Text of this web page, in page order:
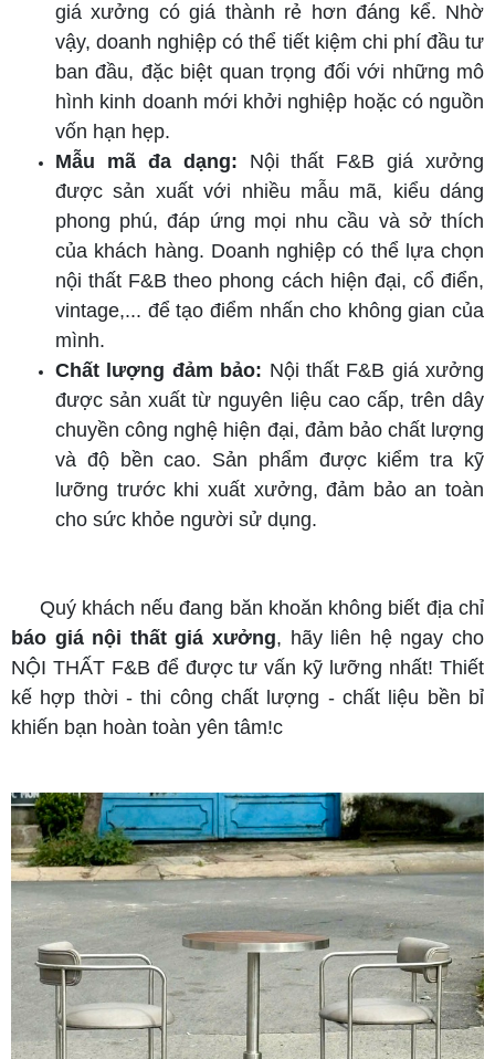
giá xưởng có giá thành rẻ hơn đáng kể. Nhờ
vậy, doanh nghiệp có thể tiết kiệm chi phí đầu tư
ban đầu, đặc biệt quan trọng đối với những mô
hình kinh doanh mới khởi nghiệp hoặc có nguồn
vốn hạn hẹp.
Mẫu mã đa dạng: Nội thất F&B giá xưởng
được sản xuất với nhiều mẫu mã, kiểu dáng
phong phú, đáp ứng mọi nhu cầu và sở thích
của khách hàng. Doanh nghiệp có thể lựa chọn
nội thất F&B theo phong cách hiện đại, cổ điển,
vintage,... để tạo điểm nhấn cho không gian của
mình.
Chất lượng đảm bảo: Nội thất F&B giá xưởng
được sản xuất từ nguyên liệu cao cấp, trên dây
chuyền công nghệ hiện đại, đảm bảo chất lượng
và độ bền cao. Sản phẩm được kiểm tra kỹ
lưỡng trước khi xuất xưởng, đảm bảo an toàn
cho sức khỏe người sử dụng.
Quý khách nếu đang băn khoăn không biết địa chỉ
báo giá nội thất giá xưởng, hãy liên hệ ngay cho
NỘI THẤT F&B để được tư vấn kỹ lưỡng nhất! Thiết
kế hợp thời - thi công chất lượng - chất liệu bền bỉ
khiến bạn hoàn toàn yên tâm!c